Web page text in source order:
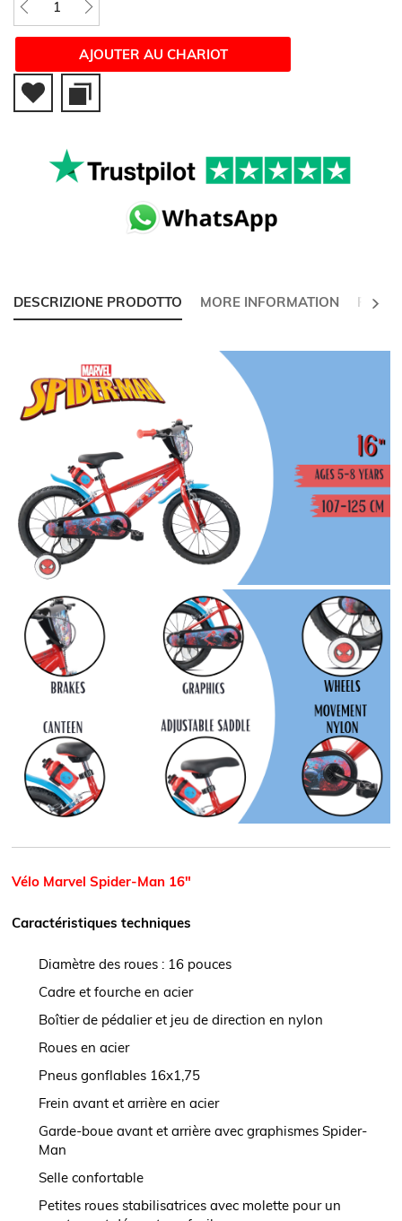
AJOUTER AU CHARIOT
DESCRIZIONE PRODOTTO MORE INFORMATION
Vélo Marvel Spider-Man 16"
Caractéristiques techniques
Diamètre des roues : 16 pouces
Cadre et fourche en acier
Boîtier de pédalier et jeu de direction en nylon
Roues en acier
Pneus gonflables 16x1,75
Frein avant et arrière en acier
Garde-boue avant et arrière avec graphismes Spider-
Man
Selle confortable
Petites roues stabilisatrices avec molette pour un
NEXT